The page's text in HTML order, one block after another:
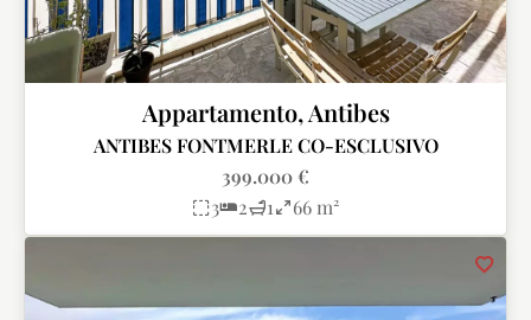
Appartamento, Antibes
ANTIBES FONTMERLE CO-ESCLUSIVO
399.000 €
3
2 1 66 m²